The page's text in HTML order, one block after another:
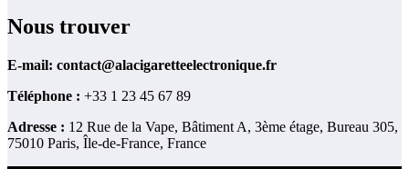
Nous trouver
E-mail: contact@alacigaretteelectronique.fr
Téléphone : +33 1 23 45 67 89
Adresse : 12 Rue de la Vape, Bâtiment A, 3ème étage, Bureau 305,
75010 Paris, Île-de-France, France